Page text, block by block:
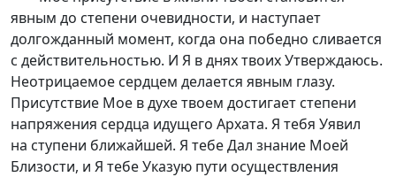
явным до степени очевидности, и наступает
долгожданный момент, когда она победно сливается
с действительностью. И Я в днях твоих Утверждаюсь.
Неотрицаемое сердцем делается явным глазу.
Присутствие Мое в духе твоем достигает степени
напряжения сердца идущего Архата. Я тебя Уявил
на ступени ближайшей. Я тебе Дал знание Моей
Близости, и Я тебе Указую пути осуществления